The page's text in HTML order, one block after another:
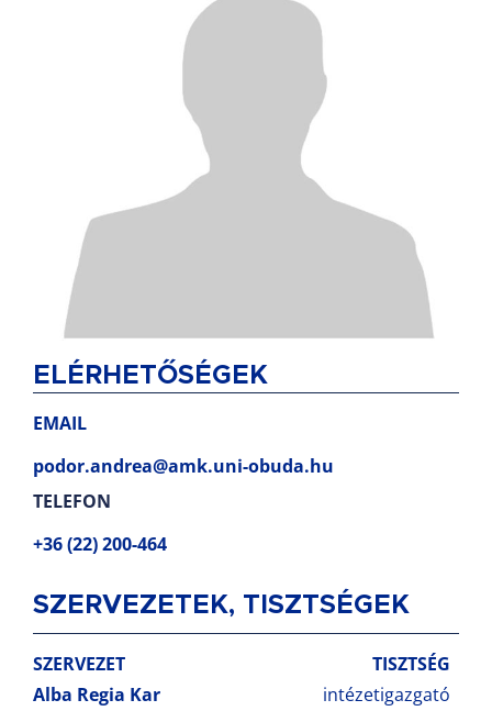
ELÉRHETŐSÉGEK
EMAIL
podor.andrea@amk.uni-obuda.hu
TELEFON
+36 (22) 200-464
SZERVEZETEK, TISZTSÉGEK
SZERVEZET
TISZTSÉG
Alba Regia Kar
intézetigazgató